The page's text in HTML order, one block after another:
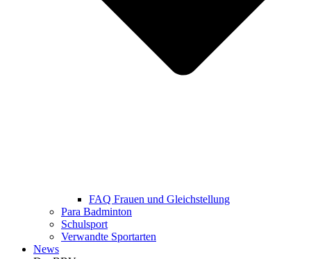
FAQ Frauen und Gleichstellung
Para Badminton
Schulsport
Verwandte Sportarten
News